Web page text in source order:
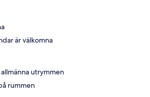
är välkomna
utrymmen
rummen